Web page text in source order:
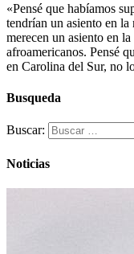
«Pensé que habíamos
tendrían un asiento en la
merecen un asiento en
afroamericanos. Pensé
en Carolina del Sur, no
Busqueda
Buscar:
Noticias